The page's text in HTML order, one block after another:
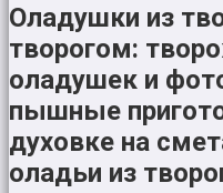
Оладушки из
творогом:
оладушек и
пышные
духовке на
оладьи из